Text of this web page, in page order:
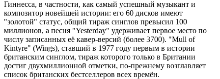
Гиннесса, в частности, как самый успешный музыкант и
композитор новейшей истории: его 60 дисков имеют
"золотой" статус, общий тираж синглов превысил 100
миллионов, а песня "Yesterday" удерживает первое место по
числу записанных её кавер-версий (более 3700). "Mull of
Kintyre" (Wings), ставший в 1977 году первым в истории
британским синглом, тираж которого только в Британии
достиг двухмиллионной отметки, по-прежнему возглавляет
список британских бестселлеров всех времён.